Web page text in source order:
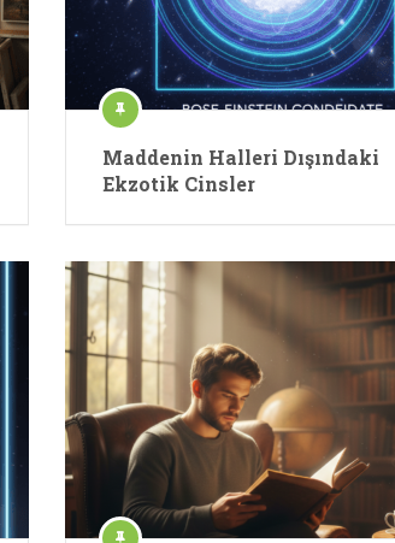
Maddenin Halleri Dışındaki
Ekzotik Cinsler